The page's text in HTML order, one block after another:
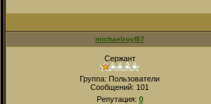
michaelroyf87
Сержант
Группа: Пользователи
Сообщений: 101
Репутация: 0